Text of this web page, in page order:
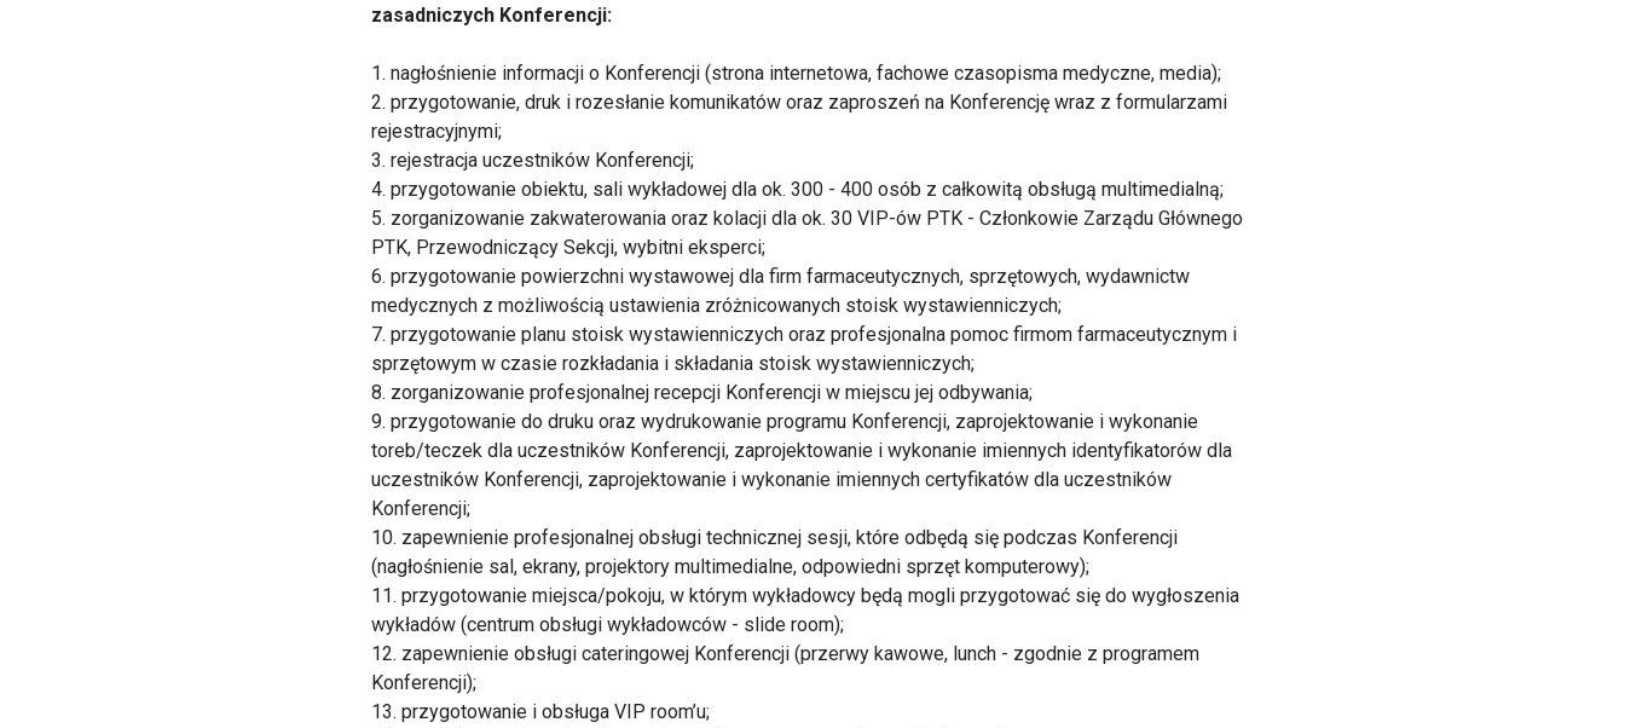
zasadniczych Konferencji:
1. nagłośnienie informacji o Konferencji (strona internetowa, fachowe czasopisma medyczne, media);
2. przygotowanie, druk i rozesłanie komunikatów oraz zaproszeń na Konferencję wraz z formularzami
rejestracyjnymi;
3. rejestracja uczestników Konferencji;
4. przygotowanie obiektu, sali wykładowej dla ok. 300 - 400 osób z całkowitą obsługą multimedialną;
5. zorganizowanie zakwaterowania oraz kolacji dla ok. 30 VIP-ów PTK - Członkowie Zarządu Głównego
PTK, Przewodniczący Sekcji, wybitni eksperci;
6. przygotowanie powierzchni wystawowej dla firm farmaceutycznych, sprzętowych, wydawnictw
medycznych z możliwością ustawienia zróżnicowanych stoisk wystawienniczych;
7. przygotowanie planu stoisk wystawienniczych oraz profesjonalna pomoc firmom farmaceutycznym i
sprzętowym w czasie rozkładania i składania stoisk wystawienniczych;
8. zorganizowanie profesjonalnej recepcji Konferencji w miejscu jej odbywania;
9. przygotowanie do druku oraz wydrukowanie programu Konferencji, zaprojektowanie i wykonanie
toreb/teczek dla uczestników Konferencji, zaprojektowanie i wykonanie imiennych identyfikatorów dla
uczestników Konferencji, zaprojektowanie i wykonanie imiennych certyfikatów dla uczestników
Konferencji;
10. zapewnienie profesjonalnej obsługi technicznej sesji, które odbędą się podczas Konferencji
(nagłośnienie sal, ekrany, projektory multimedialne, odpowiedni sprzęt komputerowy);
11. przygotowanie miejsca/pokoju, w którym wykładowcy będą mogli przygotować się do wygłoszenia
wykładów (centrum obsługi wykładowców - slide room);
12. zapewnienie obsługi cateringowej Konferencji (przerwy kawowe, lunch - zgodnie z programem
Konferencji);
13. przygotowanie i obsługa VIP room’u;